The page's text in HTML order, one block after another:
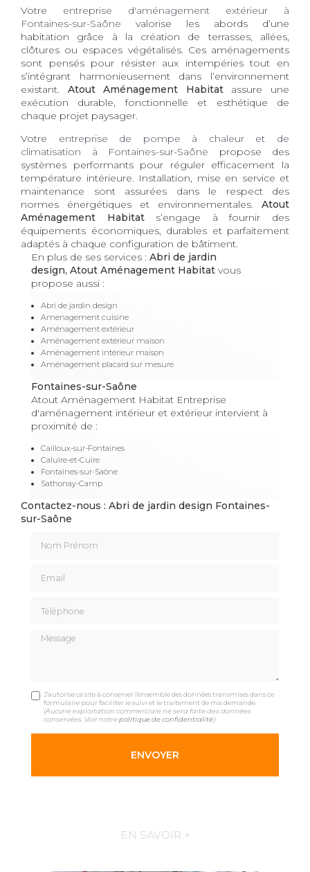
Votre entreprise d'aménagement extérieur à
Fontaines-sur-Saône valorise les abords d’une
habitation grâce à la création de terrasses, allées,
clôtures ou espaces végétalisés. Ces aménagements
sont pensés pour résister aux intempéries tout en
s’intégrant harmonieusement dans l’environnement
existant. Atout Aménagement Habitatassure une
exécution durable, fonctionnelle et esthétique de
chaque projet paysager.
Votre entreprise de pompe à chaleur et de
climatisation à Fontaines-sur-Saône propose des
systèmes performants pour réguler efficacement la
température intérieure. Installation, mise en service et
maintenance sont assurées dans le respect des
normes énergétiques et environnementales. Atout
Aménagement Habitats’engage à fournir des
équipements économiques, durables et parfaitement
adaptés à chaque configuration de bâtiment.
En plus de ses services : Abri de jardin
design, Atout Aménagement Habitat vous
propose aussi :
Abri de jardin design
Amenagement cuisine
Aménagement extérieur
Aménagement extérieur maison
Aménagement intérieur maison
Aménagement placard sur mesure
Fontaines-sur-Saône
Atout Aménagement Habitat Entreprise
d'aménagement intérieur et extérieur intervient à
proximité de :
Cailloux-sur-Fontaines
Caluire-et-Cuire
Fontaines-sur-Saône
Sathonay-Camp
Contactez-nous : Abri de jardin design Fontaines-
sur-Saône
Message
J'autorise ce site à conserver l'ensemble des données transmises dans ce
formulaire pour faciliter le suivi et le traitement de ma demande.
(Aucune exploitation commerciale ne sera faite des données
conservées. Voir notrepolitique de confidentialité)
EN SAVOIR +